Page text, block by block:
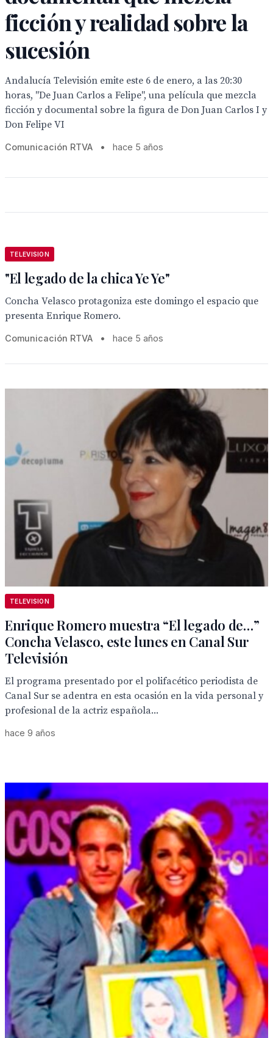
ficción y realidad sobre la
sucesión
Andalucía Televisión emite este 6 de enero, a las 20:30
horas, "De Juan Carlos a Felipe", una película que mezcla
ficción y documental sobre la figura de Don Juan Carlos I y
Don Felipe VI
Comunicación RTVA • hace 5 años
TELEVISION
"El legado de la chica Ye Ye"
Concha Velasco protagoniza este domingo el espacio que
presenta Enrique Romero.
Comunicación RTVA • hace 5 años
TELEVISION
Enrique Romero muestra “El legado de…”
Concha Velasco, este lunes en Canal Sur
Televisión
El programa presentado por el polifacético periodista de
Canal Sur se adentra en esta ocasión en la vida personal y
profesional de la actriz española...
hace 9 años